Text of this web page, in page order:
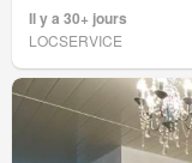
Il y a 30+ jours
LOCSERVICE